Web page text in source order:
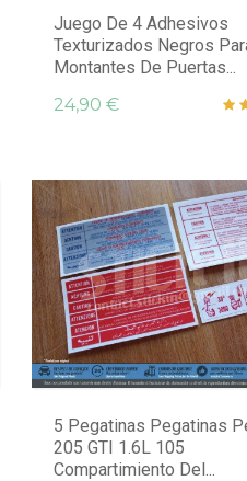
Juego De 4 Adhesivos
Texturizados Negros
Montantes De Puertas...
24,90 €
5 Pegatinas Pegatinas
205 GTI 1.6L 105
Compartimiento Del...